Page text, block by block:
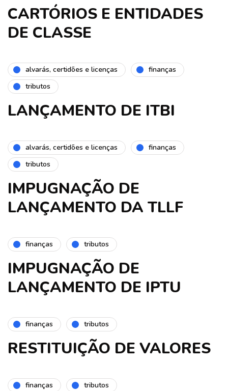
CARTÓRIOS E ENTIDADES
DE CLASSE
alvarás, certidões e licenças
finanças
tributos
LANÇAMENTO DE ITBI
alvarás, certidões e licenças
finanças
tributos
IMPUGNAÇÃO DE
LANÇAMENTO DA TLLF
finanças tributos
IMPUGNAÇÃO DE
LANÇAMENTO DE IPTU
finanças tributos
RESTITUIÇÃO DE VALORES
finanças tributos